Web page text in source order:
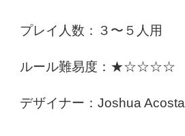
プレイ人数：３〜５人用
ルール難易度：★☆☆☆☆
デザイナー：Joshua Acosta